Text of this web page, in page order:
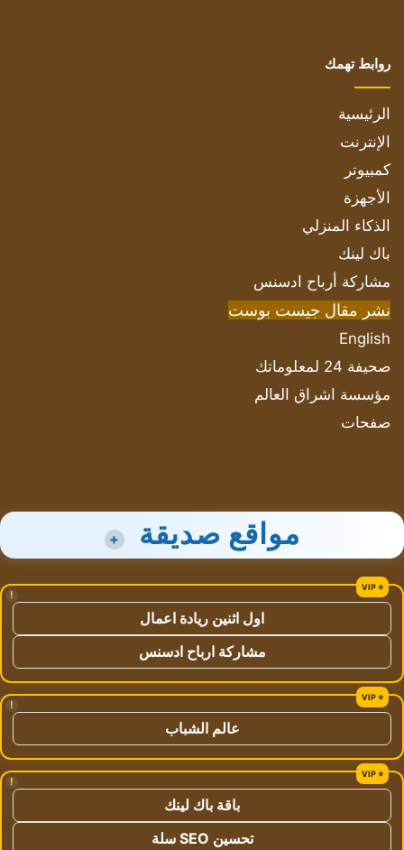
روابط تهمك
الرئيسية
الإنترنت
كمبيوتر
الأجهزة
الذكاء المنزلي
باك لينك
مشاركة أرباح ادسنس
نشر مقال جيست بوست
English
صحيفة 24 لمعلوماتك
مؤسسة اشراق العالم
صفحات
مواقع صديقة +
!
اول اثنين ريادة اعمال
مشاركة ارباح ادسنس
!
عالم الشباب
!
باقة باك لينك
تحسين SEO سلة